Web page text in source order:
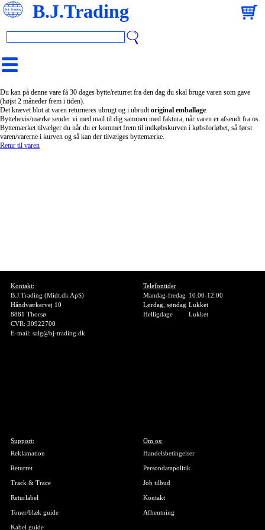
B.J.Trading
Du kan på denne vare få 30 dages bytte/returret fra den dag du skal bruge varen som gave
(højst 2 måneder frem i tiden).
Det krævet blot at varen returneres ubrugt og i ubrudtoriginal emballage.
Byttebevis/mærke sender vi med mail til dig sammen med faktura, når varen er afsendt fra os.
Byttemærket tilvælger du når du er kommet frem til indkøbskurven i købsforløbet, så først
varen/varerne i kurven og så kan der tilvælges byttemærke.
Retur til varen
Kontakt:
B.J.Trading (Midt.dk ApS)
Håndværkervej 10
8881 Thorsø
CVR: 30922700
E-mail: salg@bj-trading.dk
Telefontider
Mandag-fredag 10.00-12.00
Lørdag, søndag Lukket
Helligdage
Lukket
Support:
Reklamation
Returret
Track & Trace
Returlabel
Toner/blæk guide
Kabel guide
Om os:
Handelsbetingelser
Persondatapolitik
Job tilbud
Kontakt
Afhentning